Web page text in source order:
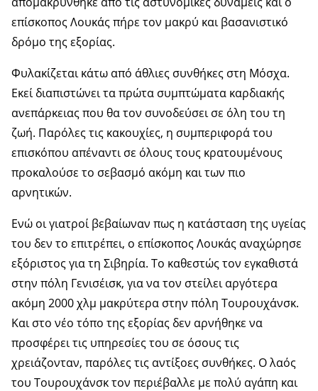
επίσκοπος Λουκάς πήρε τον μακρύ και βασανιστικό
δρόμο της εξορίας.
Φυλακίζεται κάτω από άθλιες συνθήκες στη Μόσχα.
Εκεί διαπιστώνει τα πρώτα συμπτώματα καρδιακής
ανεπάρκειας που θα τον συνοδεύσει σε όλη του τη
ζωή. Παρόλες τις κακουχίες, η συμπεριφορά του
επισκόπου απέναντι σε όλους τους κρατουμένους
προκαλούσε το σεβασμό ακόμη και των πιο
αρνητικών.
Ενώ οι γιατροί βεβαίωναν πως η κατάσταση της υγείας
του δεν το επιτρέπει, ο επίσκοπος Λουκάς αναχώρησε
εξόριστος για τη Σιβηρία. Το καθεστώς τον εγκαθιστά
στην πόλη Γενισέισκ, για να τον στείλει αργότερα
ακόμη 2000 χλμ μακρύτερα στην πόλη Τουρουχάνσκ.
Και στο νέο τόπο της εξορίας δεν αρνήθηκε να
προσφέρει τις υπηρεσίες του σε όσους τις
χρειάζονταν, παρόλες τις αντίξοες συνθήκες. Ο λαός
του Τουρουχάνσκ τον περιέβαλλε με πολύ αγάπη και